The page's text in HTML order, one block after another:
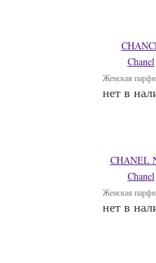
Chanel
Женская
нет в
CHANEL
Chanel
Женская
нет в